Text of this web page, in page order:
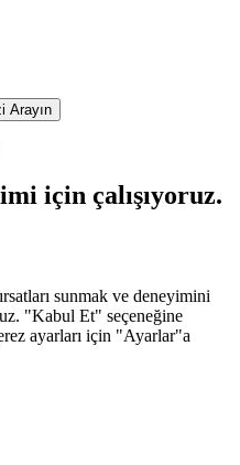
Arayın
için çalışıyoruz.
sunmak ve deneyimini
"Kabul Et" seçeneğine
ayarları için "Ayarlar"a